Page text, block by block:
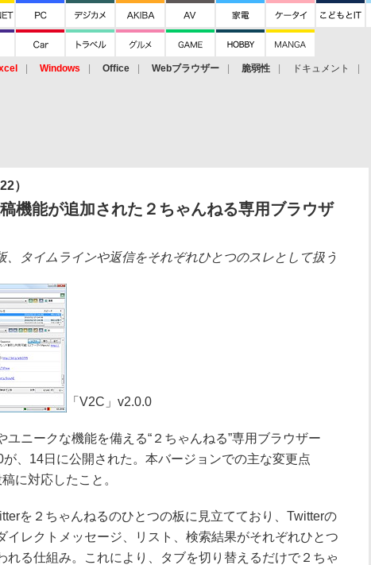
Windows Office Webブラウザー 脆弱性 ドキュメント
）
機能が追加された２ちゃんねる専用ブラウザ
、タイムラインや返信をそれぞれひとつのスレとして扱う
「V2C」v2.0.0
ニークな機能を備える“２ちゃんねる”専用ブラウザー
が、14日に公開された。本バージョンでの主な変更点
に対応したこと。
を２ちゃんねるのひとつの板に見立てており、Twitterの
イレクトメッセージ、リスト、検索結果がそれぞれひとつ
れる仕組み。これにより、タブを切り替えるだけで２ちゃ